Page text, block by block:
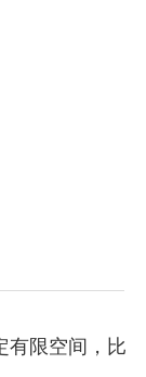
有限空间，比